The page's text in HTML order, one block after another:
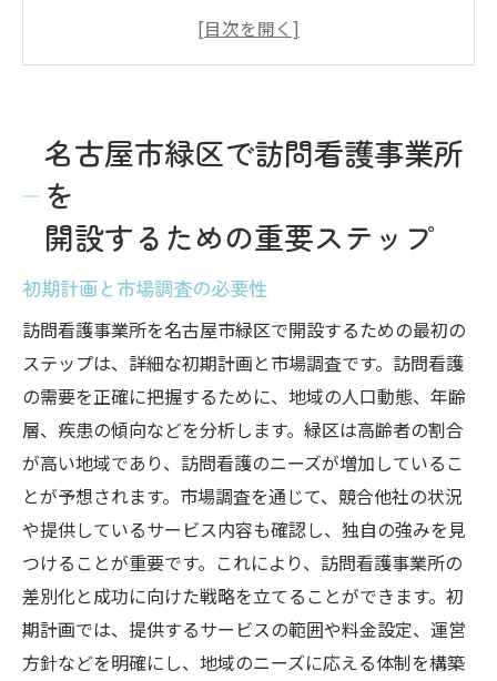
適切な立地選定とその理由
開設後の運営管理と継続的な改善
訪問看護事業所開設のための名古屋市緑区特有
の手続きとは
名古屋市緑区の健康福祉局との連携
の補助金や助成金の利用
地域密着型ケアのためのコミュニティ参加
訪問看護に関する地方条例の確認
地元の理解と支援を得るための活動
名古屋市緑区で訪問看護事業所を開設する際の
準備ポイント
ビジネスプランの作成とその重要性
資金計画と融資の申請方法
設備購入と設置の具体的手順
名古屋市緑区で訪問看護事業所
を
開設するための重要ステップ
初期計画と市場調査の必要性
訪問看護事業所を名古屋市緑区で開設するための最初の
ステップは、詳細な初期計画と市場調査です。訪問看護
の需要を正確に把握するために、地域の人口動態、年齢
層、疾患の傾向などを分析します。緑区は高齢者の割合
が高い地域であり、訪問看護のニーズが増加しているこ
とが予想されます。市場調査を通じて、競合他社の状況
や提供しているサービス内容も確認し、独自の強みを見
つけることが重要です。これにより、訪問看護事業所の
差別化と成功に向けた戦略を立てることができます。初
期計画では、提供するサービスの範囲や料金設定、運営
方針などを明確にし、地域のニーズに応える体制を構築